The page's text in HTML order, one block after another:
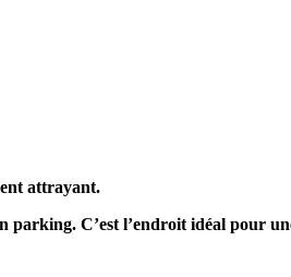
attrayant.
parking. C’est l’endroit idéal pour